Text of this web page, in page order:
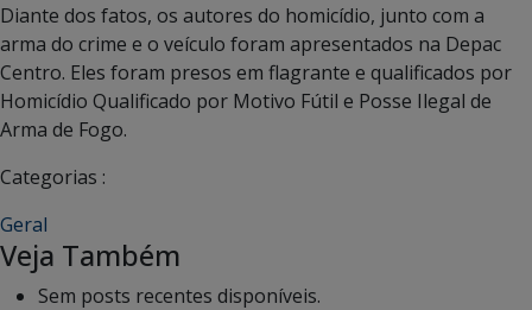
Diante dos fatos, os autores do homicídio, junto com a
arma do crime e o veículo foram apresentados na Depac
Centro. Eles foram presos em flagrante e qualificados por
Homicídio Qualificado por Motivo Fútil e Posse Ilegal de
Arma de Fogo.
Categorias :
Geral
Veja Também
Sem posts recentes disponíveis.